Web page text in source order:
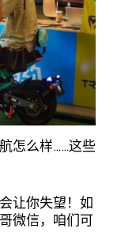
怎么样……这些
让你失望！如
微信，咱们可